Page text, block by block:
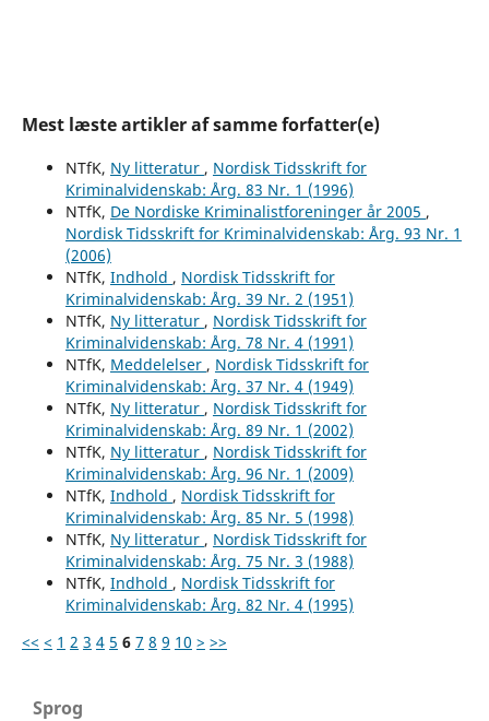
Mest læste artikler af samme forfatter(e)
NTfK, Ny litteratur , Nordisk Tidsskrift for
Kriminalvidenskab: Årg. 83 Nr. 1 (1996)
NTfK, De Nordiske Kriminalistforeninger år 2005 ,
Nordisk Tidsskrift for Kriminalvidenskab: Årg. 93 Nr. 1
(2006)
NTfK, Indhold , Nordisk Tidsskrift for
Kriminalvidenskab: Årg. 39 Nr. 2 (1951)
NTfK, Ny litteratur , Nordisk Tidsskrift for
Kriminalvidenskab: Årg. 78 Nr. 4 (1991)
NTfK, Meddelelser , Nordisk Tidsskrift for
Kriminalvidenskab: Årg. 37 Nr. 4 (1949)
NTfK, Ny litteratur , Nordisk Tidsskrift for
Kriminalvidenskab: Årg. 89 Nr. 1 (2002)
NTfK, Ny litteratur , Nordisk Tidsskrift for
Kriminalvidenskab: Årg. 96 Nr. 1 (2009)
NTfK, Indhold , Nordisk Tidsskrift for
Kriminalvidenskab: Årg. 85 Nr. 5 (1998)
NTfK, Ny litteratur , Nordisk Tidsskrift for
Kriminalvidenskab: Årg. 75 Nr. 3 (1988)
NTfK, Indhold , Nordisk Tidsskrift for
Kriminalvidenskab: Årg. 82 Nr. 4 (1995)
<< < 1 2 3 4 5 6 7 8 9 10 > >>
Sprog